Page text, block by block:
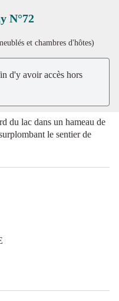
l'image en plein écran
N°72
et chambres d'hôtes)
d'y avoir accès hors
du lac dans un hameau de
le sentier de